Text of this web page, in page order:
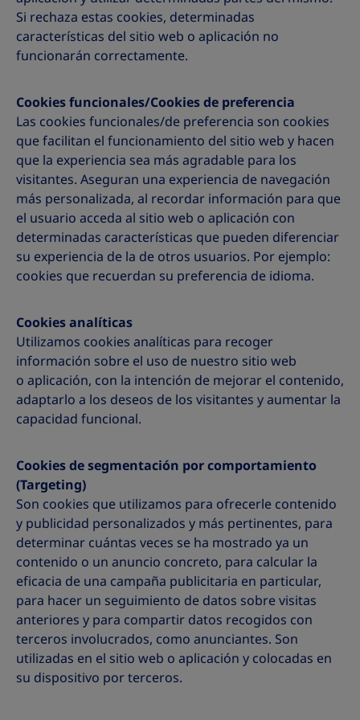
Si rechaza estas cookies, determinadas
características del sitio web o aplicación no
funcionarán correctamente.
Cookies funcionales/Cookies de preferencia
Las cookies funcionales/de preferencia son cookies
que facilitan el funcionamiento del sitio web y hacen
que la experiencia sea más agradable para los
visitantes. Aseguran una experiencia de navegación
más personalizada, al recordar información para que
el usuario acceda al sitio web o aplicación con
determinadas características que pueden diferenciar
su experiencia de la de otros usuarios. Por ejemplo:
cookies que recuerdan su preferencia de idioma.
Cookies analíticas
Utilizamos cookies analíticas para recoger
información sobre el uso de nuestro sitio web
o aplicación, con la intención de mejorar el contenido,
adaptarlo a los deseos de los visitantes y aumentar la
capacidad funcional.
Cookies de segmentación por comportamiento
(Targeting)
Son cookies que utilizamos para ofrecerle contenido
y publicidad personalizados y más pertinentes, para
determinar cuántas veces se ha mostrado ya un
contenido o un anuncio concreto, para calcular la
eficacia de una campaña publicitaria en particular,
para hacer un seguimiento de datos sobre visitas
anteriores y para compartir datos recogidos con
terceros involucrados, como anunciantes. Son
utilizadas en el sitio web o aplicación y colocadas en
su dispositivo por terceros.